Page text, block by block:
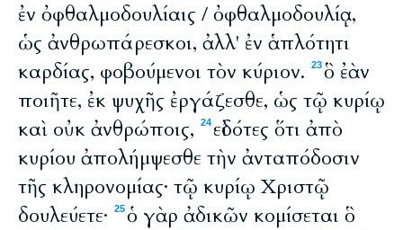
ἐν ὀφθαλμοδουλίαις / ὀφθαλμοδουλίᾳ,
ὡς ἀνθρωπάρεσκοι, ἀλλ' ἐν ἁπλότητι
καρδίας, φοβούμενοι τὸν κύριον.
23ὃ ἐὰν
ποιῆτε, ἐκ ψυχῆς ἐργάζεσθε, ὡς τῷ κυρίῳ
καὶ οὐκ ἀνθρώποις,
24 εἰδότες ὅτι ἀπὸ
κυρίου ἀπολήμψεσθε τὴν ἀνταπόδοσιν
τῆς κληρονομίας· τῷ κυρίῳ Χριστῷ
δουλεύετε·
25ὁ γὰρ ἀδικῶν κομίσεται ὃ